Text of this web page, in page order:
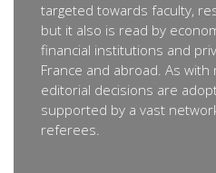
targeted towards faculty,
but it also is read by
financial institutions and
France and abroad. As
editorial decisions are
supported by a vast
referees.